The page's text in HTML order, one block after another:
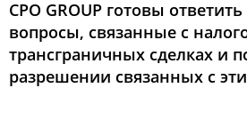
CPO GROUP готовы
вопросы, связанные с
трансграничных сделках и
разрешении связанных с